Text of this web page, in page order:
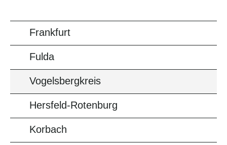
Frankfurt
Fulda
Vogelsbergkreis
Hersfeld-Rotenburg
Korbach